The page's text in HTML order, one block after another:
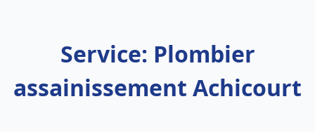
Service: Plombier
assainissement Achicourt